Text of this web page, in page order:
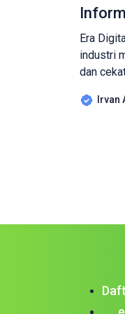
Era
industri
dan
Irvan